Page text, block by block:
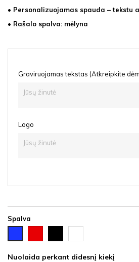
• Personalizuojamas spauda – tekstu
• Rašalo spalva: mėlyna
Graviruojamas tekstas (Atkreipkite
Logo
Spalva
Nuolaida perkant didesnį kiekį